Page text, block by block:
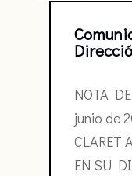
NOTA
junio de
CLARET
EN SU